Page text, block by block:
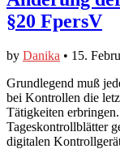
§20 FpersV
by Danika • 15.
Grundlegend muß
bei Kontrollen die
Tätigkeiten
Tageskontrollblätter
digitalen